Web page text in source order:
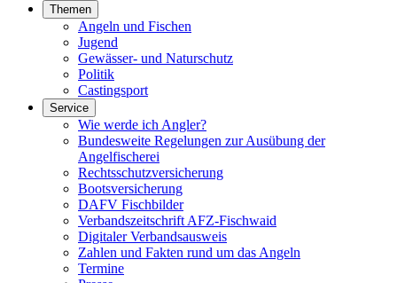
Themen
Angeln und Fischen
Jugend
Gewässer- und Naturschutz
Politik
Castingsport
Service
Wie werde ich Angler?
Bundesweite Regelungen zur Ausübung der
Angelfischerei
Rechtsschutzversicherung
Bootsversicherung
DAFV Fischbilder
Verbandszeitschrift AFZ-Fischwaid
Digitaler Verbandsausweis
Zahlen und Fakten rund um das Angeln
Termine